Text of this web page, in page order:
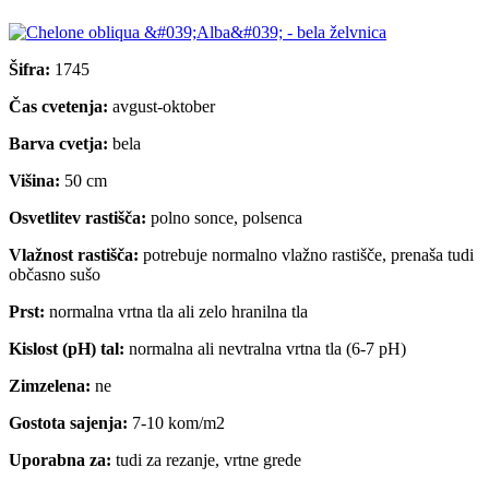
Šifra: 1745
Čas cvetenja: avgust-oktober
Barva cvetja: bela
Višina: 50 cm
Osvetlitev rastišča: polno sonce, polsenca
Vlažnost rastišča: potrebuje normalno vlažno rastišče, prenaša tudi
občasno sušo
Prst: normalna vrtna tla ali zelo hranilna tla
Kislost (pH) tal: normalna ali nevtralna vrtna tla (6-7 pH)
Zimzelena: ne
Gostota sajenja: 7-10 kom/m2
Uporabna za: tudi za rezanje, vrtne grede